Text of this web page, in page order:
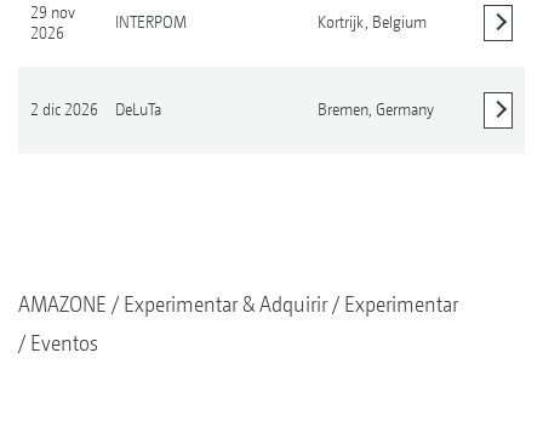
29 nov
2026
INTERPOM Kortrijk, Belgium
2 dic 2026 DeLuTa Bremen, Germany
AMAZONE Experimentar & Adquirir
Experimentar
Eventos